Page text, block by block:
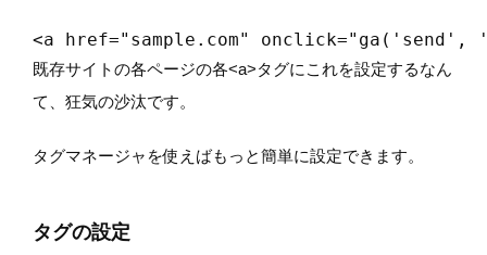
<a href="sample.com" onclick="ga('send',
既存サイトの各ページの各<a>タグにこれを設定するなん
て、狂気の沙汰です。
タグマネージャを使えばもっと簡単に設定できます。
タグの設定